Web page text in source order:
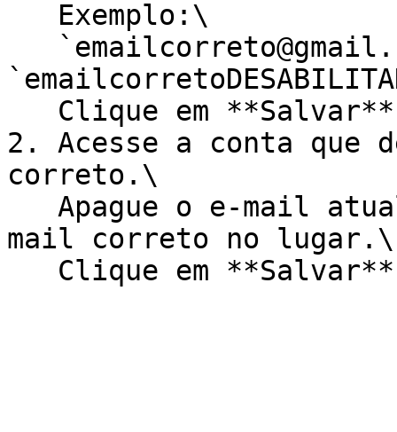
2. Acesse a conta que
correto.\
mail correto no lugar.\